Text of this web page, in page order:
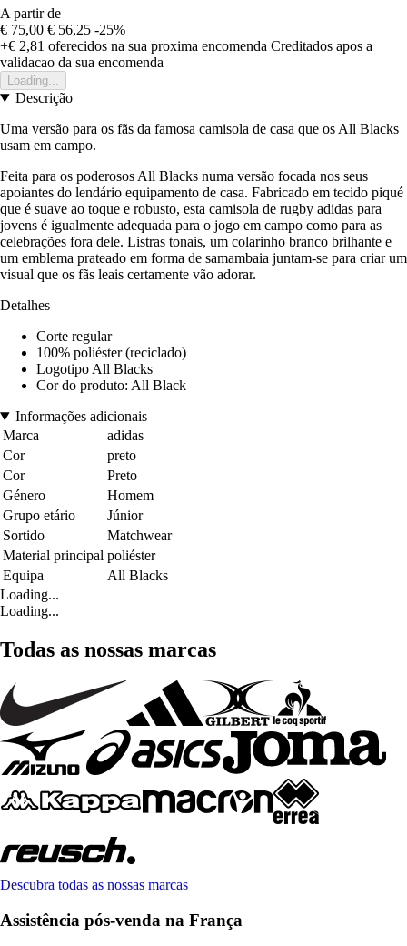
A partir de
€ 75,00 € 56,25 -25%
+€ 2,81 oferecidos na sua proxima encomenda Creditados apos a
validacao da sua encomenda
Loading...
Descrição
Uma versão para os fãs da famosa camisola de casa que os All Blacks
usam em campo.
Feita para os poderosos All Blacks numa versão focada nos seus
apoiantes do lendário equipamento de casa. Fabricado em tecido piqué
que é suave ao toque e robusto, esta camisola de rugby adidas para
jovens é igualmente adequada para o jogo em campo como para as
celebrações fora dele. Listras tonais, um colarinho branco brilhante e
um emblema prateado em forma de samambaia juntam-se para criar um
visual que os fãs leais certamente vão adorar.
Detalhes
Corte regular
100% poliéster (reciclado)
Logotipo All Blacks
Cor do produto: All Black
Informações adicionais
Marca
adidas
Cor
preto
Cor
Preto
Género
Homem
Grupo etário
Júnior
Sortido
Matchwear
Material principal poliéster
Equipa
All Blacks
Loading...
Loading...
Todas as nossas marcas
Descubra todas as nossas marcas
Assistência pós-venda na França